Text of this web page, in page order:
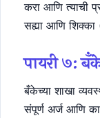
करा आणि त्याची
सह्या आणि
पायरी ७:
बँकेच्या शाखा
संपूर्ण अर्ज आणि